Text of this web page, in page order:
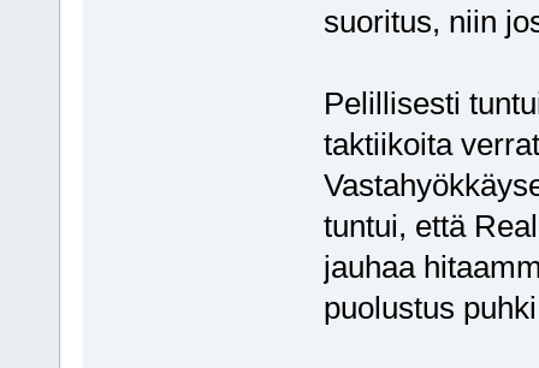
suoritus, niin
Pelillisesti
taktiikoita
tuntui, että
jauhaa
puolustus